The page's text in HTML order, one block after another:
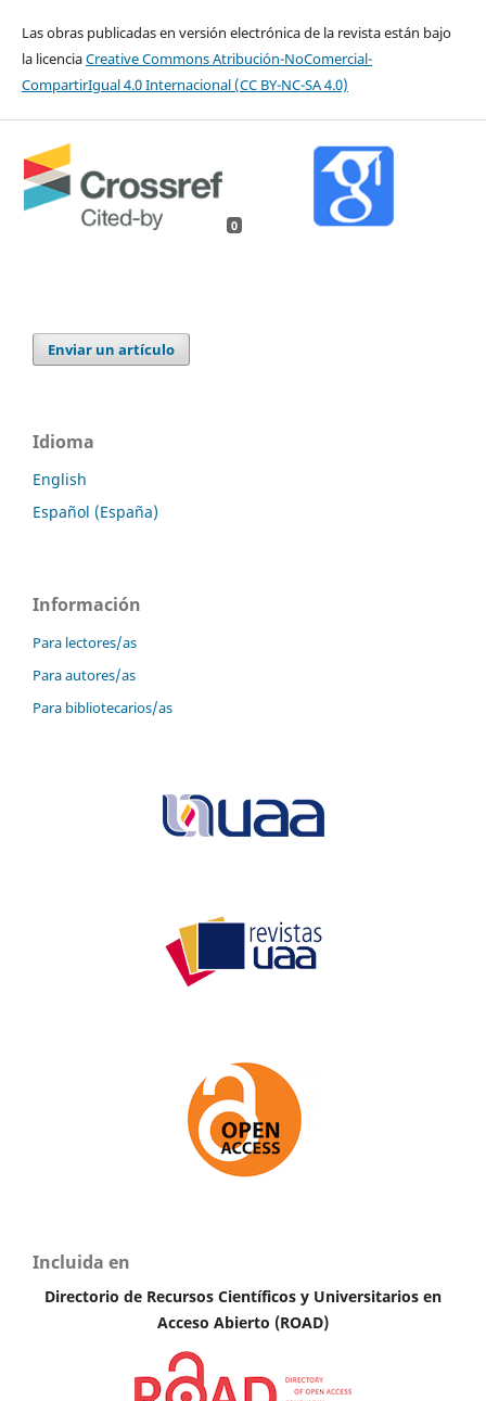
Las obras publicadas en versión electrónica de la revista están bajo
la licenciaCreative Commons Atribución-NoComercial-
CompartirIgual 4.0 Internacional (CC BY-NC-SA 4.0)
0
Enviar un artículo
Idioma
English
Español (España)
Información
Para lectores/as
Para autores/as
Para bibliotecarios/as
Incluida en
Directorio de Recursos Científicos y Universitarios en
Acceso Abierto (ROAD)